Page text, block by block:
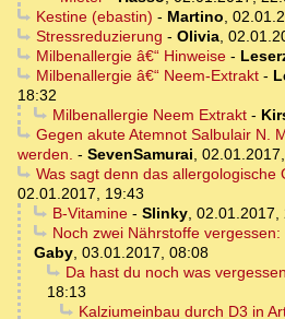
Kestine (ebastin) - Martino,
Stressreduzierung - Olivia,
Milbenallergie â€“ Hinweise-
Milbenallergie â€“ Neem-Extrakt-
18:32
Milbenallergie Neem Extrakt-
Gegen akute Atemnot Salbulair N.
werden. - SevenSamurai,
Was sagt denn das allergologische
02.01.2017, 19:43
B-Vitamine- Slinky, 02.01.2017,
Noch zwei Nährstoffe
Gaby, 03.01.2017, 08:08
Da hast du noch was
18:13
Kalziumeinbau durch D3 in